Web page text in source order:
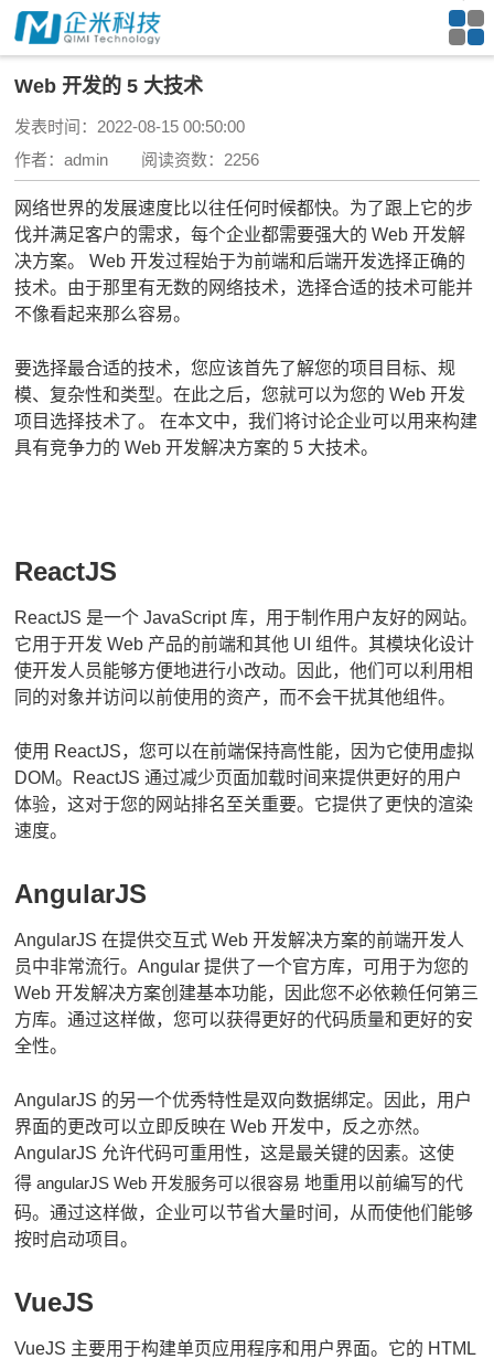
Web 开发的 5 大技术
发表时间：2022-08-15 00:50:00
作者：admin 阅读资数：2256
网络世界的发展速度比以往任何时候都快。 为了跟上它的步
伐并满足客户的需求，每个企业都需要强大的 Web 开发解
决方案。
Web 开发过程始于为前端和后端开发选择正确的
技术。 由于那里有无数的网络技术，选择合适的技术可能并
不像看起来那么容易。
要选择最合适的技术，您应该首先了解您的项目目标、规
模、复杂性和类型。在此之后，您就可以为您的 Web 开发
项目选择技术了。在本文中，我们将讨论企业可以用来构建
具有竞争力的 Web 开发解决方案的 5 大技术。
ReactJS
ReactJS 是一个 JavaScript 库，用于制作用户友好的网站。
它用于开发 Web 产品的前端和其他 UI 组件。其模块化设计
使开发人员能够方便地进行小改动。
因此，他们可以利用相
同的对象并访问以前使用的资产，而不会干扰其他组件。
使用 ReactJS，您可以在前端保持高性能，因为它使用虚拟
DOM。 ReactJS 通过减少页面加载时间来提供更好的用户
体验，这对于您的网站排名至关重要。 它提供了更快的渲染
速度。
AngularJS
AngularJS 在提供交互式 Web 开发解决方案的前端开发人
员中非常流行。Angular 提供了一个官方库，可用于为您的
Web 开发解决方案创建基本功能，因此您不必依赖任何第三
方库。通过这样做，您可以获得更好的代码质量和更好的安
全性。
AngularJS 的另一个优秀特性是双向数据绑定。
因此，用户
界面的更改可以立即反映在 Web 开发中，反之亦然。
AngularJS 允许代码可重用性，这是最关键的因素。这使
得 angularJS Web 开发服务可以很容易 地重用以前编写的代
码。通过这样做，企业可以节省大量时间，从而使他们能够
按时启动项目。
VueJS
VueJS 主要用于构建单页应用程序和用户界面。 它的 HTML